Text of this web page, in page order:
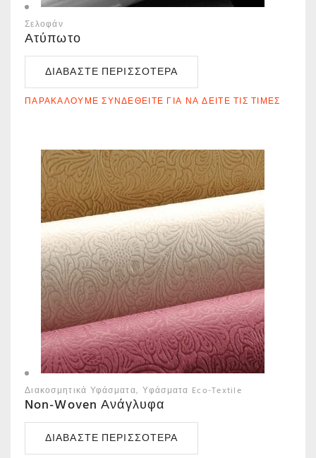
Σελοφάν
Ατύπωτο
ΔΙΑΒΆΣΤΕ ΠΕΡΙΣΣΌΤΕΡΑ
ΠΑΡΑΚΑΛΟΎΜΕ ΣΥΝΔΕΘΕΊΤΕ ΓΙΑ ΝΑ ΔΕΊΤΕ ΤΙΣ ΤΙΜΈΣ
Διακοσμητικά Υφάσματα Υφάσματα Eco-Textile
Non-Woven Ανάγλυφα
ΔΙΑΒΆΣΤΕ ΠΕΡΙΣΣΌΤΕΡΑ